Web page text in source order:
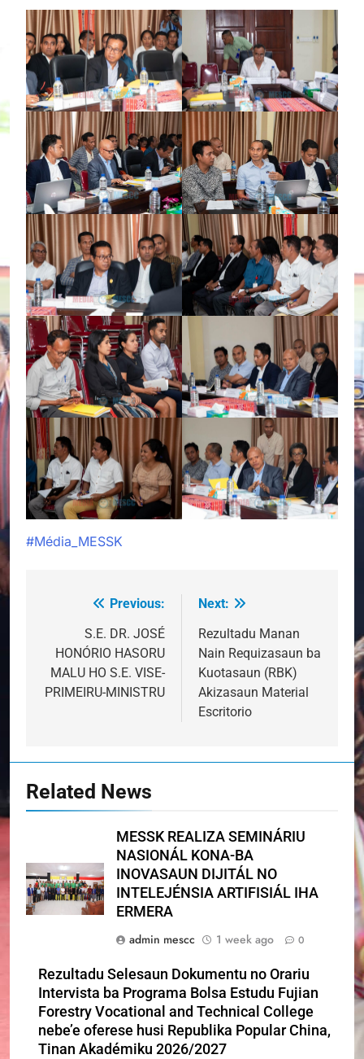
#Média_MESSK
navigation
Previous:
S.E. DR. JOSÉ
HONÓRIO HASORU
MALU HO S.E. VISE-
PRIMEIRU-MINISTRU
Next:
Rezultadu Manan
Nain Requizasaun ba
Kuotasaun (RBK)
Akizasaun Material
Escritorio
Related News
MESSK REALIZA SEMINÁRIU
NASIONÁL KONA-BA
INOVASAUN DIJITÁL NO
INTELEJÉNSIA ARTIFISIÁL IHA
ERMERA
admin mescc
1 week ago 0
Rezultadu Selesaun Dokumentu no Orariu
Intervista ba Programa Bolsa Estudu Fujian
Forestry Vocational and Technical College
nebe’e oferese husi Republika Popular China,
Tinan Akadémiku 2026/2027